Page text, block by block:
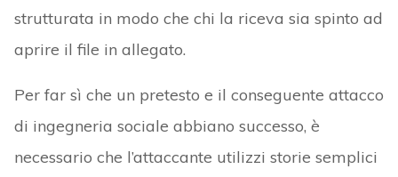
strutturata in modo che chi la riceva sia spinto ad
aprire il file in allegato.
Per far sì che un pretesto e il conseguente attacco
di ingegneria sociale abbiano successo, è
necessario che l’attaccante utilizzi storie semplici